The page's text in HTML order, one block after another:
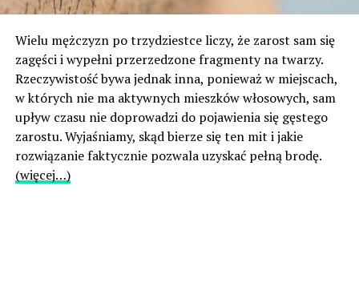
Wielu mężczyzn po trzydziestce liczy, że zarost sam się
zagęści i wypełni przerzedzone fragmenty na twarzy.
Rzeczywistość bywa jednak inna, ponieważ w miejscach,
w których nie ma aktywnych mieszków włosowych, sam
upływ czasu nie doprowadzi do pojawienia się gęstego
zarostu. Wyjaśniamy, skąd bierze się ten mit i jakie
rozwiązanie faktycznie pozwala uzyskać pełną brodę.
(więcej…)